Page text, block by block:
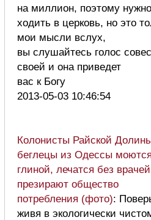
на миллион, поэтому нужно
ходить в церковь, но это
мои мысли вслух,
вы слушайтесь голос
своей и она приведет
вас к Богу
2013-05-03 10:46:54
Колонисты Райской
беглецы из Одессы
глиной, лечатся без
презирают общество
потребления (фото):
живя в экологически